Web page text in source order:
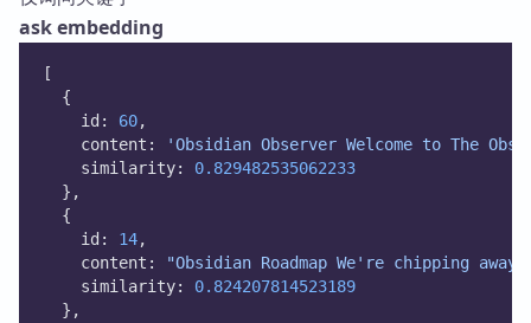
ask embedding
[
  {
    id:
60,
    content:
'Obsidian Observer Welcome to The
    similarity:
0.829482535062233
  },
  {
    id:
14,
    content:
"Obsidian Roadmap We're chipping
    similarity:
0.824207814523189
  },